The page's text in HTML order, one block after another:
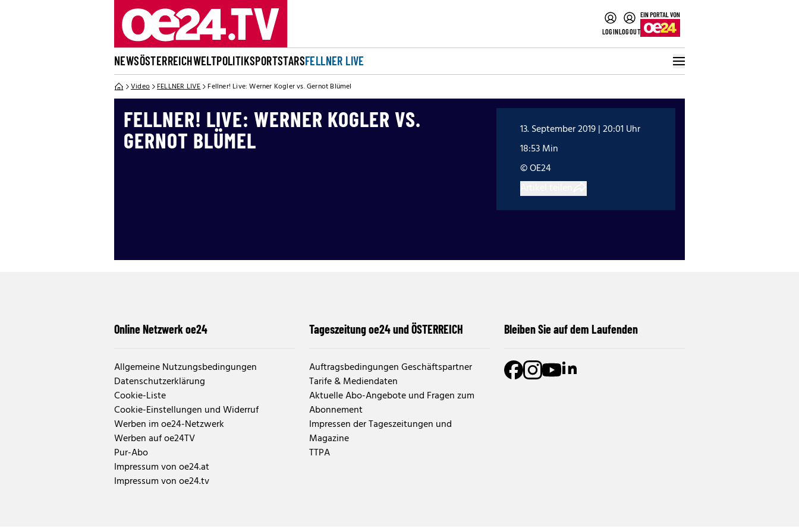
LOGINLOGOUT
NEWSÖSTERREICHWELTPOLITIKSPORTSTARSFELLNER LIVE
Video FELLNER LIVE Fellner! Live: Werner Kogler vs. Gernot Blümel
FELLNER! LIVE: WERNER KOGLER VS.
GERNOT BLÜMEL
13. September 2019 | 20:01 Uhr
18:53 Min
© OE24
Online Netzwerk oe24
Allgemeine Nutzungsbedingungen
Datenschutzerklärung
Cookie-Liste
Cookie-Einstellungen und Widerruf
Werben im oe24-Netzwerk
Werben auf oe24TV
Pur-Abo
Impressum von oe24.at
Impressum von oe24.tv
Tageszeitung oe24 und ÖSTERREICH
Auftragsbedingungen Geschäftspartner
Tarife & Mediendaten
Aktuelle Abo-Angebote und Fragen zum
Abonnement
Impressen der Tageszeitungen und
Magazine
TTPA
Bleiben Sie auf dem Laufenden